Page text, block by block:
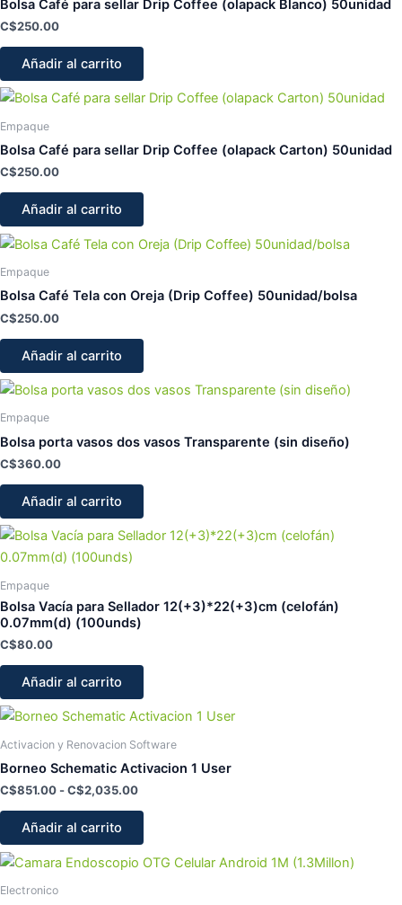
Bolsa Café para sellar Drip Coffee (olapack Blanco) 50unidad
C$250.00
Añadir al carrito
Empaque
Bolsa Café para sellar Drip Coffee (olapack Carton) 50unidad
C$250.00
Añadir al carrito
Empaque
Bolsa Café Tela con Oreja (Drip Coffee) 50unidad/bolsa
C$250.00
Añadir al carrito
Empaque
Bolsa porta vasos dos vasos Transparente (sin diseño)
C$360.00
Añadir al carrito
Empaque
Bolsa Vacía para Sellador 12(+3)*22(+3)cm (celofán)
0.07mm(d) (100unds)
C$80.00
Añadir al carrito
Activacion y Renovacion Software
Borneo Schematic Activacion 1 User
C$851.00 -C$2,035.00
Añadir al carrito
Electronico